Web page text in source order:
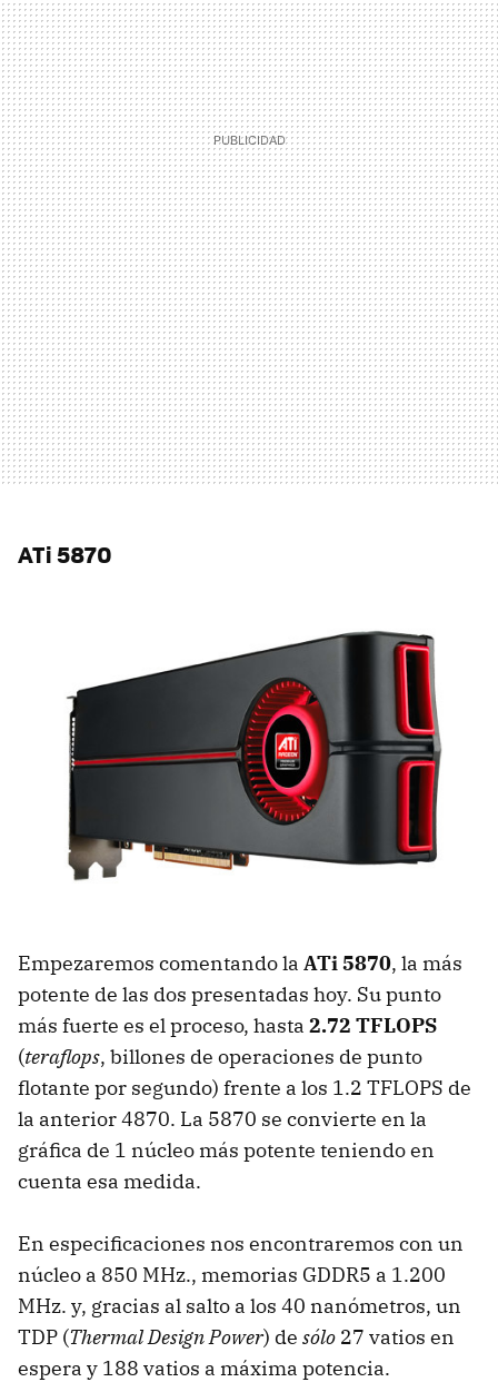
ATi 5870
Empezaremos comentando la ATi 5870, la más
potente de las dos presentadas hoy. Su punto
más fuerte es el proceso, hasta 2.72 TFLOPS
(teraflops, billones de operaciones de punto
flotante por segundo) frente a los 1.2 TFLOPS de
la anterior 4870. La 5870 se convierte en la
gráfica de 1 núcleo más potente teniendo en
cuenta esa medida.
En especificaciones nos encontraremos con un
núcleo a 850 MHz., memorias GDDR5 a 1.200
MHz. y, gracias al salto a los 40 nanómetros, un
TDP (Thermal Design Power) de sólo 27 vatios en
espera y 188 vatios a máxima potencia.